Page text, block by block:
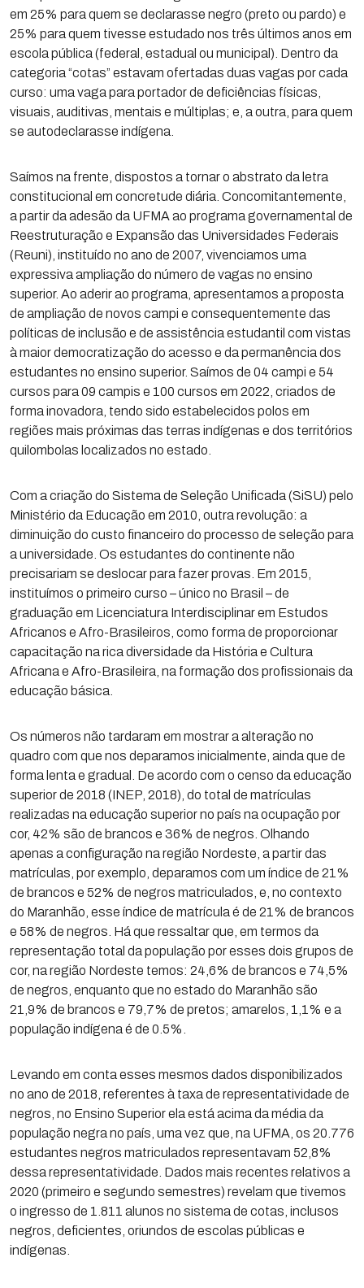
em 25% para quem se declarasse negro (preto ou pardo) e
25% para quem tivesse estudado nos três últimos anos em
escola pública (federal, estadual ou municipal). Dentro da
categoria “cotas” estavam ofertadas duas vagas por cada
curso: uma vaga para portador de deficiências físicas,
visuais, auditivas, mentais e múltiplas; e, a outra, para quem
se autodeclarasse indígena.
Saímos na frente, dispostos a tornar o abstrato da letra
constitucional em concretude diária. Concomitantemente,
a partir da adesão da UFMA ao programa governamental de
Reestruturação e Expansão das Universidades Federais
(Reuni), instituído no ano de 2007, vivenciamos uma
expressiva ampliação do número de vagas no ensino
superior. Ao aderir ao programa, apresentamos a proposta
de ampliação de novos campi e consequentemente das
políticas de inclusão e de assistência estudantil com vistas
à maior democratização do acesso e da permanência dos
estudantes no ensino superior. Saímos de 04 campi e 54
cursos para 09 campis e 100 cursos em 2022, criados de
forma inovadora, tendo sido estabelecidos polos em
regiões mais próximas das terras indígenas e dos territórios
quilombolas localizados no estado.
Com a criação do Sistema de Seleção Unificada (SiSU) pelo
Ministério da Educação em 2010, outra revolução: a
diminuição do custo financeiro do processo de seleção para
a universidade. Os estudantes do continente não
precisariam se deslocar para fazer provas. Em 2015,
instituímos o primeiro curso – único no Brasil – de
graduação em Licenciatura Interdisciplinar em Estudos
Africanos e Afro-Brasileiros, como forma de proporcionar
capacitação na rica diversidade da História e Cultura
Africana e Afro-Brasileira, na formação dos profissionais da
educação básica.
Os números não tardaram em mostrar a alteração no
quadro com que nos deparamos inicialmente, ainda que de
forma lenta e gradual. De acordo com o censo da educação
superior de 2018 (INEP, 2018), do total de matrículas
realizadas na educação superior no país na ocupação por
cor, 42% são de brancos e 36% de negros. Olhando
apenas a configuração na região Nordeste, a partir das
matrículas, por exemplo, deparamos com um índice de 21%
de brancos e 52% de negros matriculados, e, no contexto
do Maranhão, esse índice de matrícula é de 21% de brancos
e 58% de negros. Há que ressaltar que, em termos da
representação total da população por esses dois grupos de
cor, na região Nordeste temos: 24,6% de brancos e 74,5%
de negros, enquanto que no estado do Maranhão são
21,9% de brancos e 79,7% de pretos; amarelos, 1,1% e a
população indígena é de 0.5%.
Levando em conta esses mesmos dados disponibilizados
no ano de 2018, referentes à taxa de representatividade de
negros, no Ensino Superior ela está acima da média da
população negra no país, uma vez que, na UFMA, os 20.776
estudantes negros matriculados representavam 52,8%
dessa representatividade. Dados mais recentes relativos a
2020 (primeiro e segundo semestres) revelam que tivemos
o ingresso de 1.811 alunos no sistema de cotas, inclusos
negros, deficientes, oriundos de escolas públicas e
indígenas.